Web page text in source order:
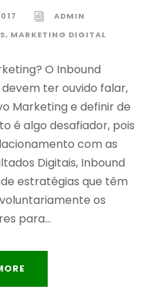
ADMIN
, MARKETING DIGITAL
O Inbound
ter ouvido falar,
Marketing e definir de
é algo desafiador, pois
com as
Digitais, Inbound
estratégias que têm
os
para...